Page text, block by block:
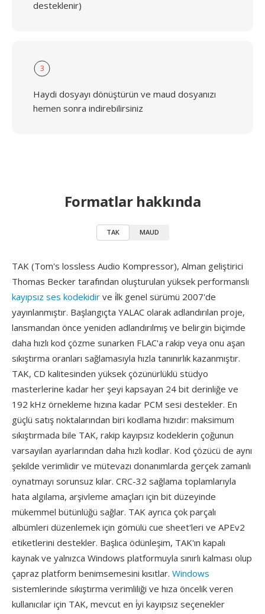
desteklenir)
3
Haydi dosyayı dönüştürün ve maud dosyanızı
hemen sonra indirebilirsiniz
Formatlar hakkında
TAK MAUD
TAK (Tom's lossless Audio Kompressor), Alman geliştirici
Thomas Becker tarafından oluşturulan yüksek performanslı
kayıpsız ses kodekidir ve i̇lk genel sürümü 2007'de
yayınlanmıştır. Başlangıçta YALAC olarak adlandırılan proje,
lansmandan önce yeniden adlandırılmış ve belirgin biçimde
daha hızlı kod çözme sunarken FLAC'a rakip veya onu aşan
sıkıştırma oranları sağlamasıyla hızla tanınırlık kazanmıştır.
TAK, CD kalitesinden yüksek çözünürlüklü stüdyo
masterlerine kadar her şeyi kapsayan 24 bit derinliğe ve
192 kHz örnekleme hızına kadar PCM sesi destekler. En
güçlü satış noktalarından biri kodlama hızıdır: maksimum
sıkıştırmada bile TAK, rakip kayıpsız kodeklerin çoğunun
varsayılan ayarlarından daha hızlı kodlar. Kod çözücü de aynı
şekilde verimlidir ve mütevazı donanımlarda gerçek zamanlı
oynatmayı sorunsuz kılar. CRC-32 sağlama toplamlarıyla
hata algılama, arşivleme amaçları için bit düzeyinde
mükemmel bütünlüğü sağlar. TAK ayrıca çok parçalı
albümleri düzenlemek için gömülü cue sheet'leri ve APEv2
etiketlerini destekler. Başlıca ödünleşim, TAK'ın kapalı
kaynak ve yalnızca Windows platformuyla sınırlı kalması olup
çapraz platform benimsemesini kısıtlar. Windows
sistemlerinde sıkıştırma verimliliği ve hıza öncelik veren
kullanıcılar için TAK, mevcut en i̇yi kayıpsız seçenekler